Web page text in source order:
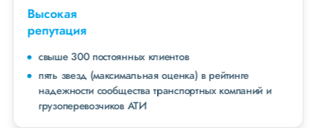
Высокая
репутация
свыше 300 постоянных клиентов
пять звезд (максимальная оценка) в рейтинге
надежности сообщества транспортных компаний и
грузоперевозчиков АТИ